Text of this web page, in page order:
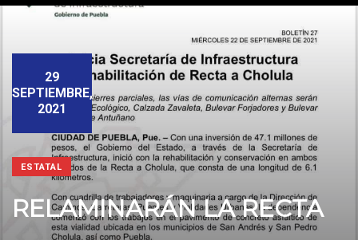
29
SEPTIEMBRE,
2021
ESTATAL
RELAMINARÁN LA RECTA